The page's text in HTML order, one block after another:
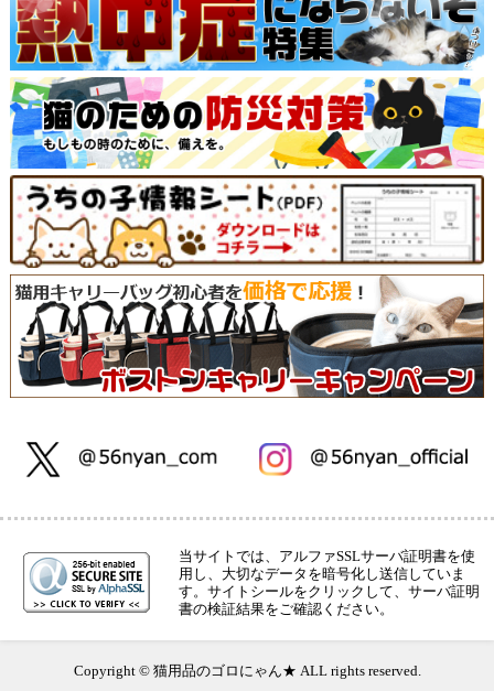
当サイトでは、アルファSSLサーバ証明書を使
用し、大切なデータを暗号化し送信していま
す。サイトシールをクリックして、サーバ証明
書の検証結果をご確認ください。
Copyright © 猫用品のゴロにゃん★ ALL rights reserved.